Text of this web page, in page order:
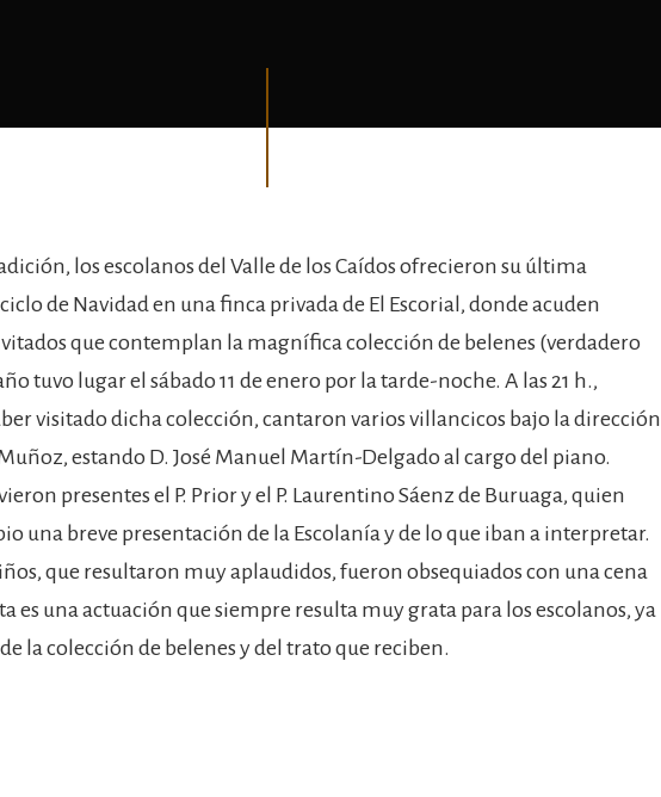
los escolanos del Valle de los Caídos ofrecieron su última
de Navidad en una finca privada de El Escorial, donde acuden
que contemplan la magnífica colección de belenes (verdadero
tuvo lugar el sábado 11 de enero por la tarde-noche. A las 21 h.,
visitado dicha colección, cantaron varios villancicos bajo la dirección
estando D. José Manuel Martín-Delgado al cargo del piano.
presentes el P. Prior y el P. Laurentino Sáenz de Buruaga, quien
una breve presentación de la Escolanía y de lo que iban a interpretar.
que resultaron muy aplaudidos, fueron obsequiados con una cena
es una actuación que siempre resulta muy grata para los escolanos, ya
la colección de belenes y del trato que reciben.